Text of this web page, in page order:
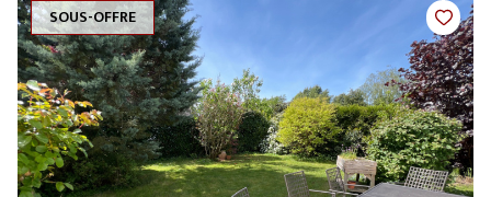
SOUS-OFFRE